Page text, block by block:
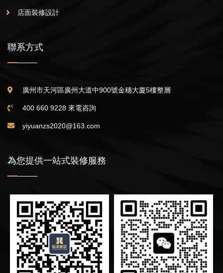
店面裝修設計
聯系方式
廣州市天河區廣州大道中900號金穗大廈5樓整層
400 660 9228 來電咨詢
yiyuanzs2020@163.com
為您提供一站式裝修服務